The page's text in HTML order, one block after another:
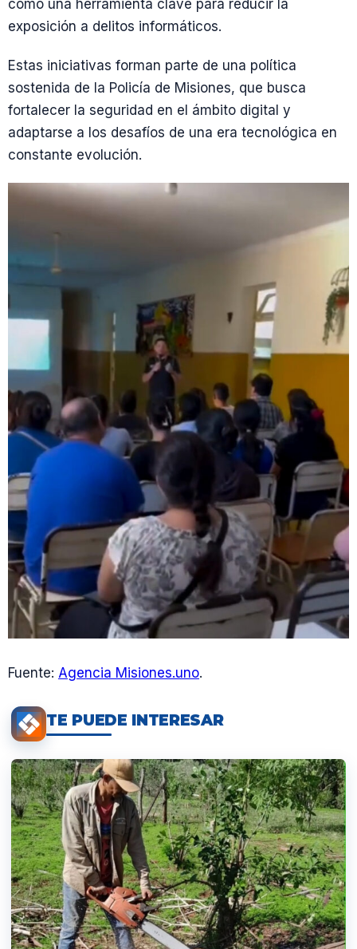
como una herramienta clave para reducir la
exposición a delitos informáticos.
Estas iniciativas forman parte de una política
sostenida de la Policía de Misiones, que busca
fortalecer la seguridad en el ámbito digital y
adaptarse a los desafíos de una era tecnológica en
constante evolución.
Fuente: Agencia Misiones.uno.
TE PUEDE INTERESAR